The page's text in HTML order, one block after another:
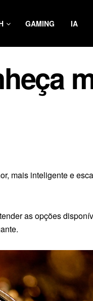
GAMING IA
mais inteligente e
as opções